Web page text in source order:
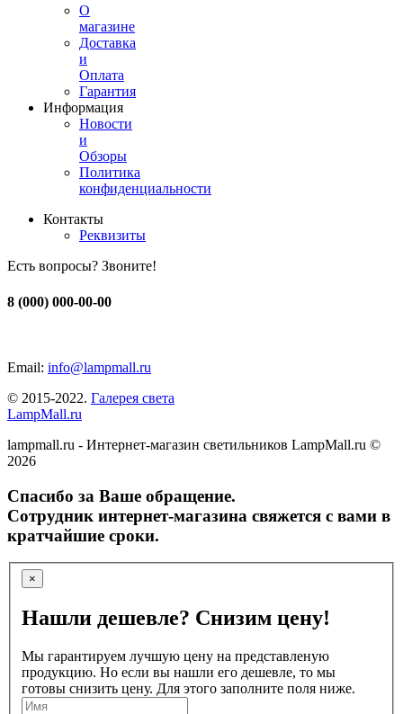
О
магазине
Доставка
и
Оплата
Гарантия
Информация
Новости
и
Обзоры
Политика
конфиденциальности
Контакты
Реквизиты
Есть вопросы? Звоните!
8 (000) 000-00-00
Email: info@lampmall.ru
© 2015-2022. Галерея света
LampMall.ru
lampmall.ru - Интернет-магазин светильников LampMall.ru ©
2026
Спасибо за Ваше обращение.
Сотрудник интернет-магазина свяжется с вами в
кратчайшие сроки.
×
Нашли дешевле? Снизим цену!
Мы гарантируем лучшую цену на представленую
продукцию. Но если вы нашли его дешевле, то мы
готовы снизить цену. Для этого заполните поля ниже.